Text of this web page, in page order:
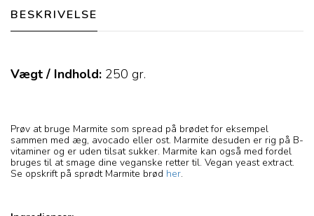
BESKRIVELSE
Vægt / Indhold: 250 gr.
Prøv at bruge Marmite som spread på brødet for eksempel
sammen med æg, avocado eller ost. Marmite desuden er rig på B-
vitaminer og er uden tilsat sukker. Marmite kan også med fordel
bruges til at smage dine veganske retter til. Vegan yeast extract.
Se opskrift på sprødt Marmite brød her.